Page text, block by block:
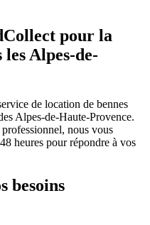
pour la
les Alpes-de-
de location de bennes
Alpes-de-Haute-Provence.
nous vous
heures pour répondre à vos
besoins